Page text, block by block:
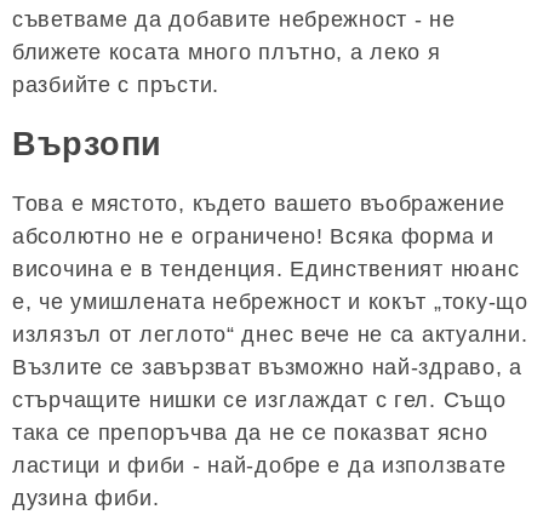
съветваме да добавите небрежност - не
ближете косата много плътно, а леко я
разбийте с пръсти.
Вързопи
Това е мястото, където вашето въображение
абсолютно не е ограничено! Всяка форма и
височина е в тенденция. Единственият нюанс
е, че умишлената небрежност и кокът „току-що
излязъл от леглото“ днес вече не са актуални.
Възлите се завързват възможно най-здраво, а
стърчащите нишки се изглаждат с гел. Също
така се препоръчва да не се показват ясно
ластици и фиби - най-добре е да използвате
дузина фиби.